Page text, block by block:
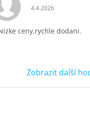
Hodnocení
4.4.2026
ceny,rychle dodani.
Zobrazit další